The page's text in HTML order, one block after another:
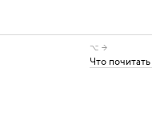
⌥ →
Что